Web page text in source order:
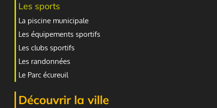
Les sports
La piscine municipale
Les équipements sportifs
Les clubs sportifs
Les randonnées
Le Parc écureuil
Découvrir la ville